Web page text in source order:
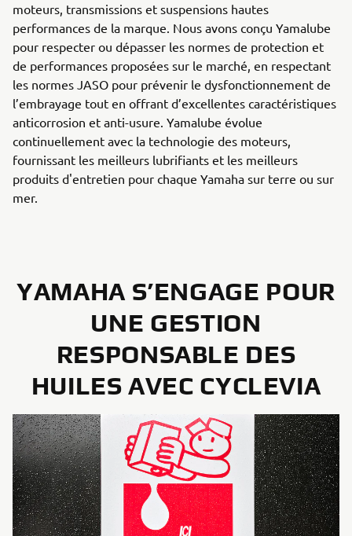
moteurs, transmissions et suspensions hautes
performances de la marque. Nous avons conçu Yamalube
pour respecter ou dépasser les normes de protection et
de performances proposées sur le marché, en respectant
les normes JASO pour prévenir le dysfonctionnement de
l’embrayage tout en offrant d’excellentes caractéristiques
anticorrosion et anti-usure. Yamalube évolue
continuellement avec la technologie des moteurs,
fournissant les meilleurs lubrifiants et les meilleurs
produits d'entretien pour chaque Yamaha sur terre ou sur
mer.
YAMAHA S’ENGAGE POUR
UNE GESTION
RESPONSABLE DES
HUILES AVEC CYCLEVIA